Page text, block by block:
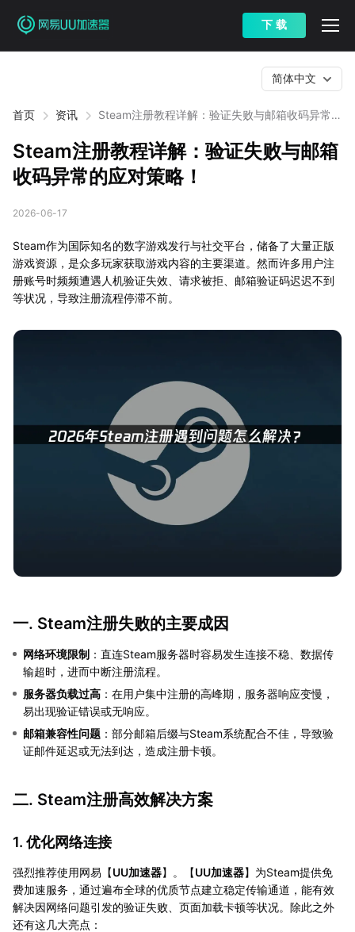
下 载
首页 资讯
Steam注册教程详解：验证失败与邮箱收码异常的
简体中文
Steam注册教程详解：验证失败与邮箱
收码异常的应对策略！
2026-06-17
Steam作为国际知名的数字游戏发行与社交平台，储备了大量正版
游戏资源，是众多玩家获取游戏内容的主要渠道。然而许多用户注
册账号时频频遭遇人机验证失效、请求被拒、邮箱验证码迟迟不到
等状况，导致注册流程停滞不前。
一. Steam注册失败的主要成因
网络环境限制 ：直连Steam服务器时容易发生连接不稳、数据传
输超时，进而中断注册流程。
服务器负载过高 ：在用户集中注册的高峰期，服务器响应变慢，
易出现验证错误或无响应。
邮箱兼容性问题 ：部分邮箱后缀与Steam系统配合不佳，导致验
证邮件延迟或无法到达，造成注册卡顿。
二. Steam注册高效解决方案
1. 优化网络连接
强烈推荐使用网易【UU加速器】。【UU加速器】为Steam提供免
费加速服务，通过遍布全球的优质节点建立稳定传输通道，能有效
解决因网络问题引发的验证失败、页面加载卡顿等状况。除此之外
还有这几大亮点：